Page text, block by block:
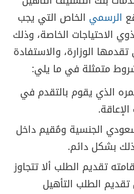
الرسمي الخاص التي يجب
الاحتياجات الخاصة، وذلك
الوزارة، والاستفادة
متمثلة في ما يلي:
الذي يقوم بالتقدم في
الجنسية ومُقيم داخل
بشكل دائم.
تقديم الطلب ألا تتجاوز
الطلب التأهيل